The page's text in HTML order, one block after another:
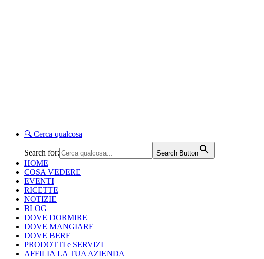
🔍 Cerca qualcosa
Search for: Search Button
HOME
COSA VEDERE
EVENTI
RICETTE
NOTIZIE
BLOG
DOVE DORMIRE
DOVE MANGIARE
DOVE BERE
PRODOTTI e SERVIZI
AFFILIA LA TUA AZIENDA